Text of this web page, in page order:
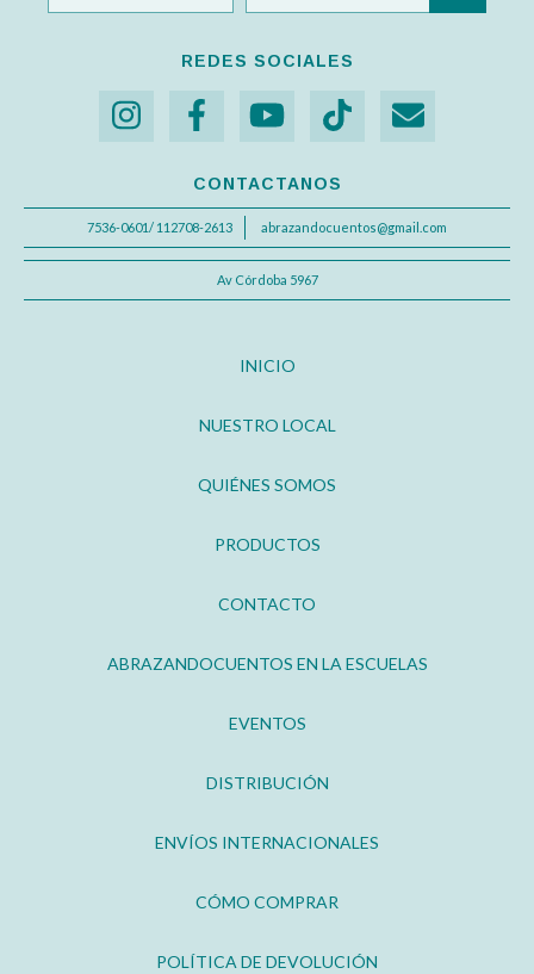
REDES SOCIALES
CONTACTANOS
7536-0601/ 112708-2613 abrazandocuentos@gmail.com
Av Córdoba 5967
INICIO
NUESTRO LOCAL
QUIÉNES SOMOS
PRODUCTOS
CONTACTO
ABRAZANDOCUENTOS EN LA ESCUELAS
EVENTOS
DISTRIBUCIÓN
ENVÍOS INTERNACIONALES
CÓMO COMPRAR
POLÍTICA DE DEVOLUCIÓN